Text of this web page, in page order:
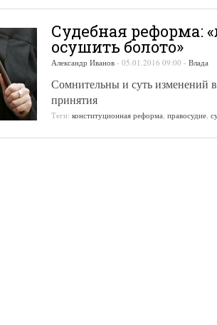
Судебная реформа:
осушить болото»
Александр Иванов - 05.01.2016 09:00 - Влада
Сомнительны и суть изменений
принятия
Теги: конституционная реформа, правосудие,